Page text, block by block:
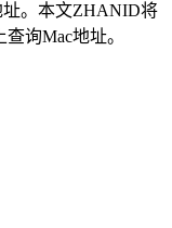
址。本文ZHANID将
询Mac地址。